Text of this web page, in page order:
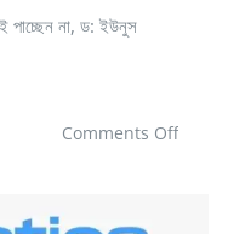
পাচ্ছেন না, ড: ইউনুস
Comments Offon